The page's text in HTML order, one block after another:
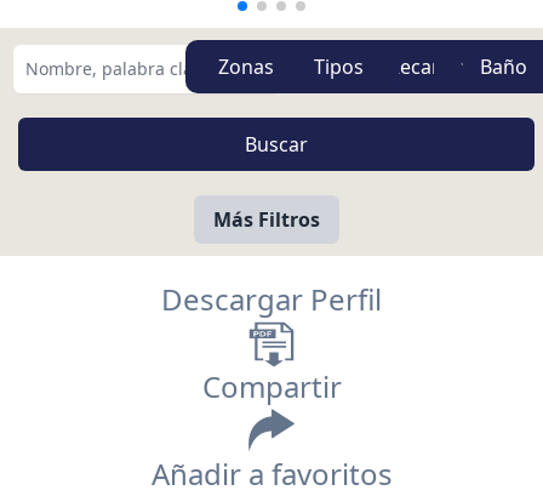
Zonas Tipos
Más Filtros
Descargar Perfil
Compartir
Añadir a favoritos